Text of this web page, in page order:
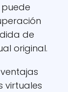
de
original.
virtuales